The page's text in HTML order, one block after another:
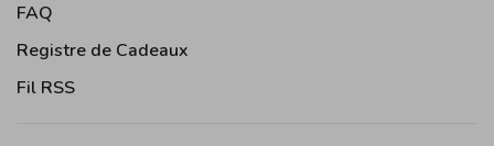
FAQ
Registre de Cadeaux
Fil RSS